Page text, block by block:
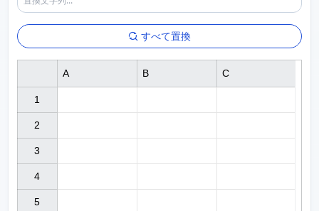
すべて置換
1
2
3
4
5
A B C